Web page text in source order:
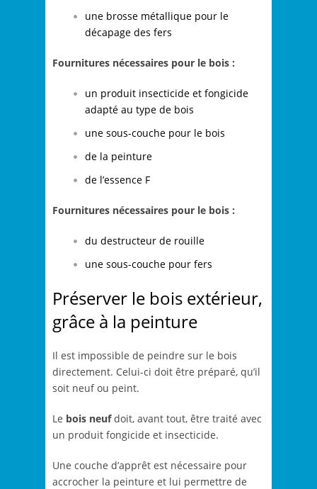
une brosse métallique pour le
décapage des fers
Fournitures nécessaires pour le bois :
un produit insecticide et fongicide
adapté au type de bois
une sous-couche pour le bois
de la peinture
de l’essence F
Fournitures nécessaires pour le bois :
du destructeur de rouille
une sous-couche pour fers
Préserver le bois extérieur,
grâce à la peinture
Il est impossible de peindre sur le bois
directement. Celui-ci doit être préparé, qu’il
soit neuf ou peint.
Le bois neufdoit, avant tout, être traité avec
un produit fongicide et insecticide.
Une couche d’apprêt est nécessaire pour
accrocher la peinture et lui permettre de